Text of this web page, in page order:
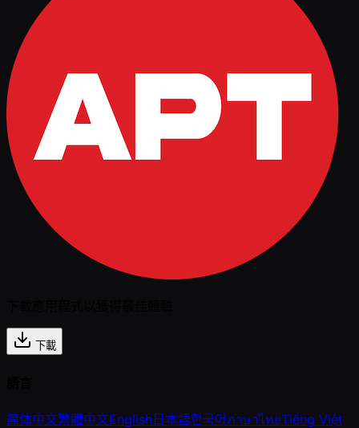
下載
简体中文繁體中文English日本語한국어ภาษาไทยTiếng Việt